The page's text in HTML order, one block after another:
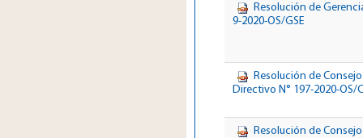
Resolución de
9-2020-OS/GSE
Resolución de Consejo
Directivo N° 197-2020-OS/
Resolución de Consejo